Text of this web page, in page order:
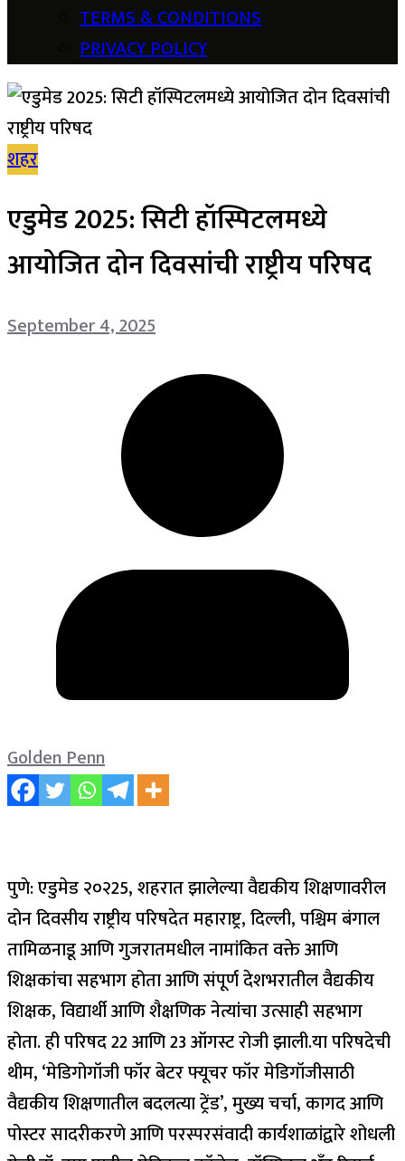
TERMS & CONDITIONS
PRIVACY POLICY
शहर
एडुमेड 2025: सिटी हॉस्पिटलमध्ये
आयोजित दोन दिवसांची राष्ट्रीय परिषद
September 4, 2025
Golden Penn
पुणे: एडुमेड २०२25, शहरात झालेल्या वैद्यकीय शिक्षणावरील
दोन दिवसीय राष्ट्रीय परिषदेत महाराष्ट्र, दिल्ली, पश्चिम बंगाल
तामिळनाडू आणि गुजरातमधील नामांकित वक्ते आणि
शिक्षकांचा सहभाग होता आणि संपूर्ण देशभरातील वैद्यकीय
शिक्षक, विद्यार्थी आणि शैक्षणिक नेत्यांचा उत्साही सहभाग
होता.ही परिषद 22 आणि 23 ऑगस्ट रोजी झाली.या परिषदेची
थीम, ‘मेडिगोगॉजी फॉर बेटर फ्यूचर फॉर मेडिगॉजीसाठी
वैद्यकीय शिक्षणातील बदलत्या ट्रेंड’, मुख्य चर्चा, कागद आणि
पोस्टर सादरीकरणे आणि परस्परसंवादी कार्यशाळांद्वारे शोधली